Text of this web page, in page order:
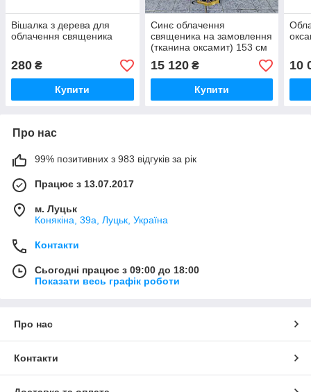
Вішалка з дерева для
облачення священика
280 ₴
Купити
Синє облачення
священика на замовлення
(тканина оксамит) 153 см
15 120₴
Купити
10
Про нас
99% позитивних з 983 відгуків за рік
Працює з 13.07.2017
м. Луцьк
Конякіна, 39а, Луцьк, Україна
Контакти
Сьогодні працює з 09:00 до 18:00
Показати весь графік роботи
Про нас
Контакти